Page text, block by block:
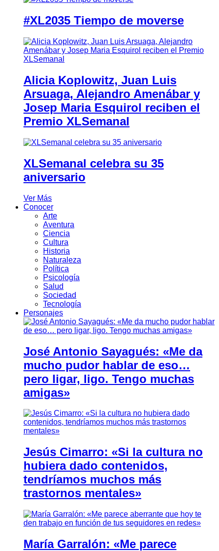
#XL2035 Tiempo de moverse
Alicia Koplowitz, Juan Luis
Arsuaga, Alejandro Amenábar y
Josep Maria Esquirol reciben el
Premio XLSemanal
XLSemanal celebra su 35
aniversario
Ver Más
Conocer
Arte
Aventura
Ciencia
Cultura
Historia
Naturaleza
Política
Psicología
Salud
Sociedad
Tecnología
Personajes
José Antonio Sayagués: «Me da
mucho pudor hablar de eso…
pero ligar, ligo. Tengo muchas
amigas»
Jesús Cimarro: «Si la cultura no
hubiera dado contenidos,
tendríamos muchos más
trastornos mentales»
María Garralón: «Me parece